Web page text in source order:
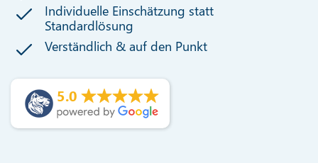
Individuelle Einschätzung statt
Standardlösung
Verständlich & auf den Punkt
5.0